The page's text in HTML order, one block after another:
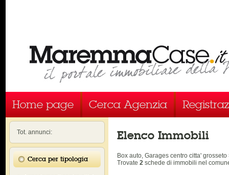
Home page Cerca Agenzia
Tot. annunci:
Cerca per tipologia
Elenco Immobili
Box auto, Garages centro citta'
Trovate 2 schede di immobili nel